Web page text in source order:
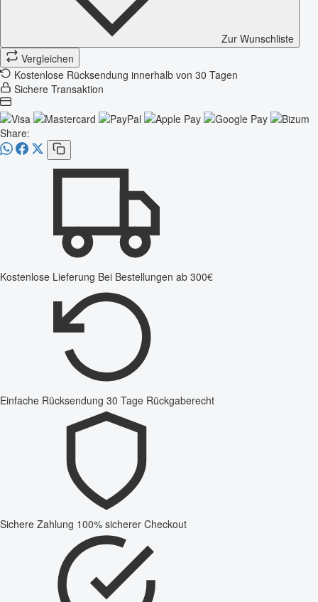
Zur Wunschliste
Vergleichen
Kostenlose Rücksendung innerhalb von 30 Tagen
Sichere Transaktion
Share:
Kostenlose Lieferung Bei Bestellungen ab 300€
Einfache Rücksendung 30 Tage Rückgaberecht
Sichere Zahlung 100% sicherer Checkout